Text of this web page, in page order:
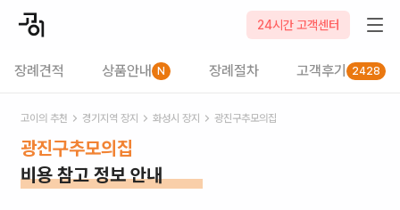
24시간 고객센터
장례견적 상품안내 N 장례절차 고객후기 2428
고이의 추천 경기 지역 장지 화성시 장지 광진구추모의집
광진구추모의집
비용 참고 정보 안내